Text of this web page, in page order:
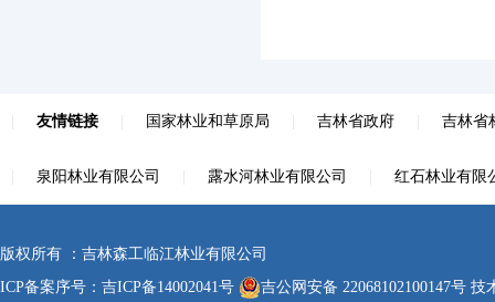
友情链接 国家林业和草原局 吉林省政府 吉林省
泉阳林业有限公司 露水河林业有限公司 红石林业有限
版权所有 ：吉林森工临江林业有限公司
ICP备案序号： 吉ICP备14002041号 吉公网安备 22068102100147号 技